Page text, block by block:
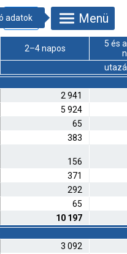
Menü
2–4 napos
5 és
2 941
5 924
65
383
156
371
292
65
10 197
3 092